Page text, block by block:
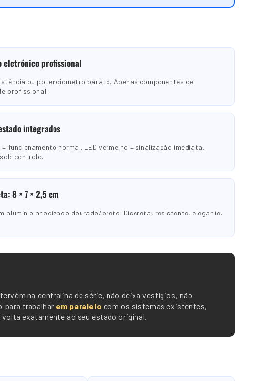
eletrónico profissional
ou potenciómetro barato. Apenas componentes de
profissional.
integrados
= funcionamento normal. LED vermelho = sinalização imediata.
controlo.
8 × 7 × 2,5 cm
alumínio anodizado dourado/preto. Discreta, resistente, elegante.
na centralina de série, não deixa vestígios, não
para trabalhar em paralelo com os sistemas existentes,
exatamente ao seu estado original.